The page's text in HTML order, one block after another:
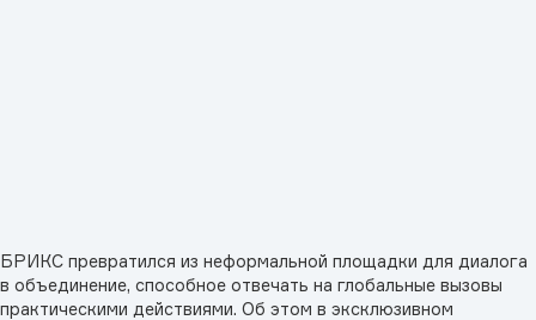
БРИКС превратился из неформальной площадки для диалога
в объединение, способное отвечать на глобальные вызовы
практическими действиями. Об этом в эксклюзивном